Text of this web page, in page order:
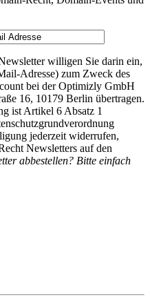
willigen Sie darin ein,
Adresse) zum Zweck des
bei der Optimizly GmbH
16, 10179 Berlin übertragen.
ist Artikel 6 Absatz 1
jederzeit widerrufen,
Newsletters auf den
abbestellen? Bitte einfach